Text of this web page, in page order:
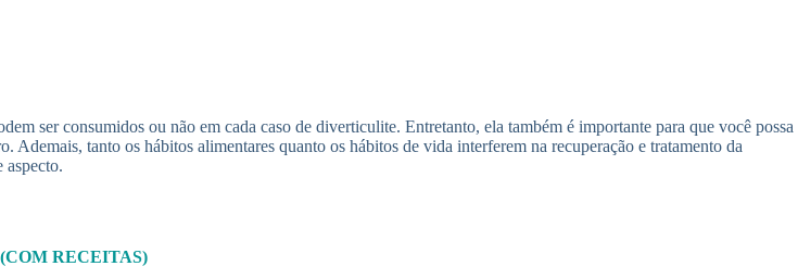
ser consumidos ou não em cada caso de diverticulite. Entretanto, ela também é importante para que você possa
Ademais, tanto os hábitos alimentares quanto os hábitos de vida interferem na recuperação e tratamento da
aspecto.
RECEITAS)